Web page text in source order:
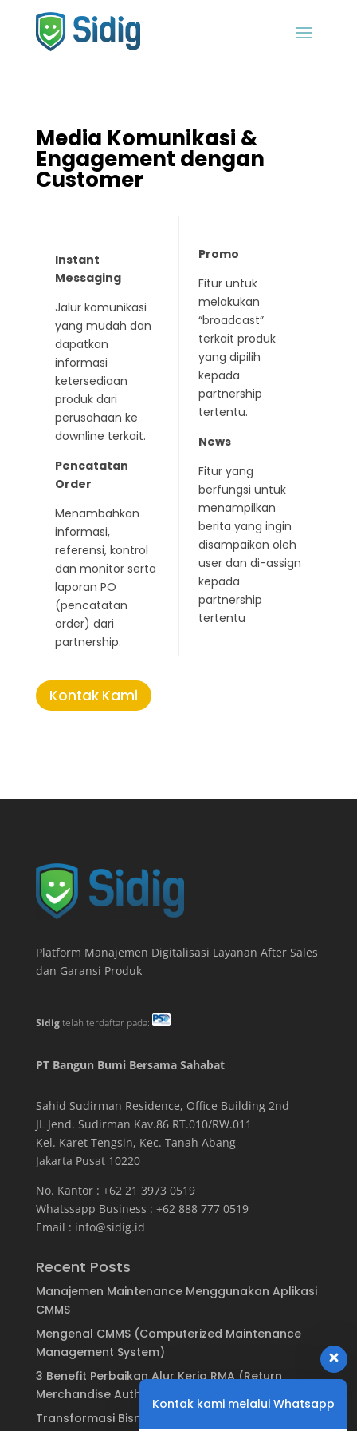
Media Komunikasi &
Engagement dengan
Customer
Instant
Messaging
Jalur komunikasi
yang mudah dan
dapatkan
informasi
ketersediaan
produk dari
perusahaan ke
downline terkait.
Pencatatan
Order
Menambahkan
informasi,
referensi, kontrol
dan monitor serta
laporan PO
(pencatatan
order) dari
partnership.
Promo
Fitur untuk
melakukan
“broadcast”
terkait produk
yang dipilih
kepada
partnership
tertentu.
News
Fitur yang
berfungsi untuk
menampilkan
berita yang ingin
disampaikan oleh
user dan di-assign
kepada
partnership
tertentu
Kontak Kami
Platform Manajemen Digitalisasi Layanan After Sales
dan Garansi Produk
Sidigtelah terdaftar pada:
PT Bangun Bumi Bersama Sahabat
Sahid Sudirman Residence, Office Building 2nd
JL Jend. Sudirman Kav.86 RT.010/RW.011
Kel. Karet Tengsin, Kec. Tanah Abang
Jakarta Pusat 10220
No. Kantor : +62 21 3973 0519
Whatssapp Business : +62 888 777 0519
Email : info@sidig.id
Recent Posts
Manajemen Maintenance Menggunakan Aplikasi
CMMS
Mengenal CMMS (Computerized Maintenance
Management System)
3 Benefit Perbaikan Alur Kerja RMA (Return
Merchandise Authorization)
Transformasi Bisnis: Dari Sistem Garansi
Kontak kami melalui Whatsapp